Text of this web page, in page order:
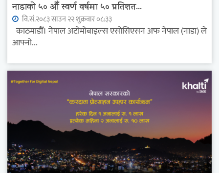
नाडाको ५० औँ स्वर्ण वर्षमा ५० प्रतिशत...
वि.सं.२०८३ साउन २२ शुक्रवार ०८:३३
काठमाडौँ। नेपाल अटोमोबाइल्स एसोसिएसन अफ नेपाल (नाडा) ले
आफ्नो...